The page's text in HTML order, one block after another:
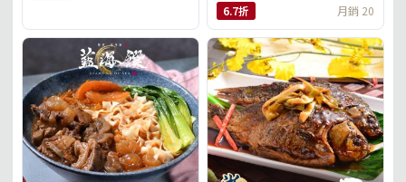
6.7折 月銷 20